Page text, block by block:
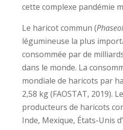
cette complexe pandémie
Le haricot commun (
légumineuse la plus
consommée par de
dans le monde. La
mondiale de haricots par
2,58 kg (FAOSTAT, 2019).
producteurs de haricots
Inde, Mexique, États-Unis